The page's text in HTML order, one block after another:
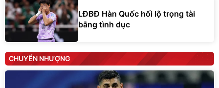
LĐBĐ Hàn Quốc hối lộ trọng tài
bằng tình dục
CHUYỂN NHƯỢNG